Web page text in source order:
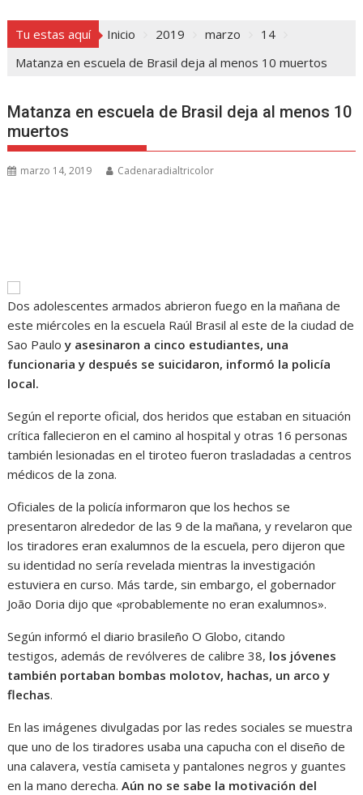
Tu estas aquí Inicio 2019 marzo
14
Matanza en escuela de Brasil deja al menos 10 muertos
Matanza en escuela de Brasil deja al menos 10
muertos
marzo 14, 2019 Cadenaradialtricolor
Dos adolescentes armados abrieron fuego en la mañana de
este miércoles en la escuela Raúl Brasil al este de la ciudad de
Sao Pauloy asesinaron a cinco estudiantes, una
funcionaria y después se suicidaron, informó la policía
local.
Según el reporte oficial, dos heridos que estaban en situación
crítica fallecieron en el camino al hospital y otras 16 personas
también lesionadas en el tiroteo fueron trasladadas a centros
médicos de la zona.
Oficiales de la policía informaron que los hechos se
presentaron alrededor de las 9 de la mañana, y revelaron que
los tiradores eran exalumnos de la escuela, pero dijeron que
su identidad no sería revelada mientras la investigación
estuviera en curso. Más tarde, sin embargo, el gobernador
João Doria dijo que «probablemente no eran exalumnos».
Según informó el diario brasileño O Globo, citando
testigos, además de revólveres de calibre 38, los jóvenes
también portaban bombas molotov, hachas, un arco y
flechas.
En las imágenes divulgadas por las redes sociales se muestra
que uno de los tiradores usaba una capucha con el diseño de
una calavera, vestía camiseta y pantalones negros y guantes
en la mano derecha.Aún no se sabe la motivación del